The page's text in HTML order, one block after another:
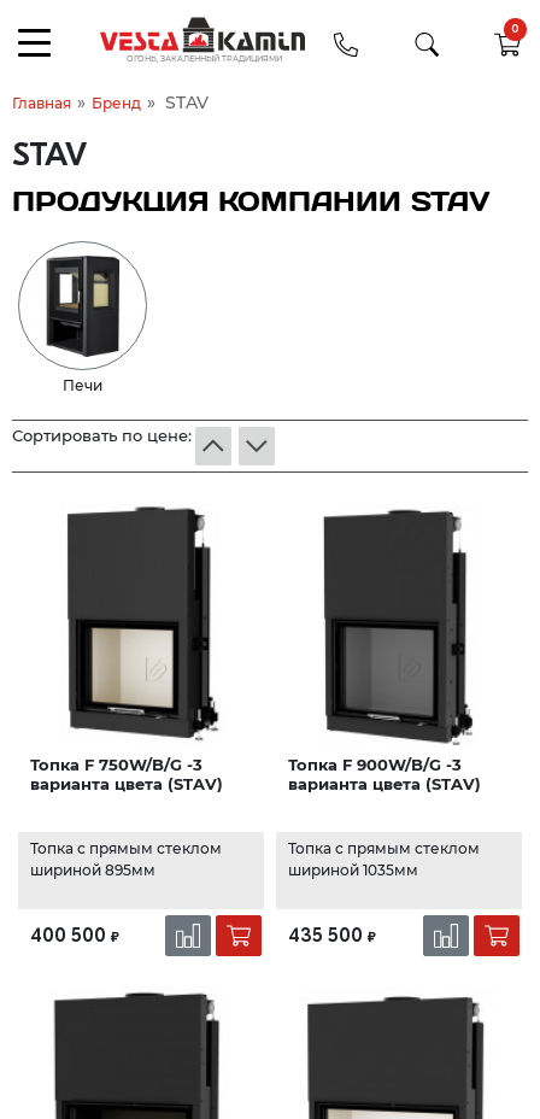
0
Главная » Бренд » STAV
STAV
ПРОДУКЦИЯ КОМПАНИИ STAV
Печи
Сортировать по цене:
Топка F 750W/B/G -3
варианта цвета (STAV)
Топка с прямым стеклом
шириной 895мм
400 500 ₽
Топка F 900W/B/G -3
варианта цвета (STAV)
Топка с прямым стеклом
шириной 1035мм
435 500 ₽